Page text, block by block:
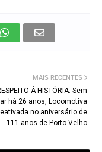
MAIS RECENTES
À HISTÓRIA: Sem
há 26 anos, Locomotiva
no aniversário de
111 anos de Porto Velho